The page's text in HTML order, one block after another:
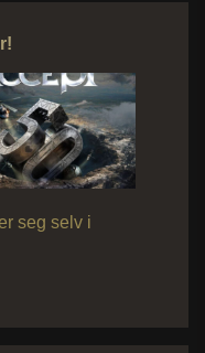
seg selv i